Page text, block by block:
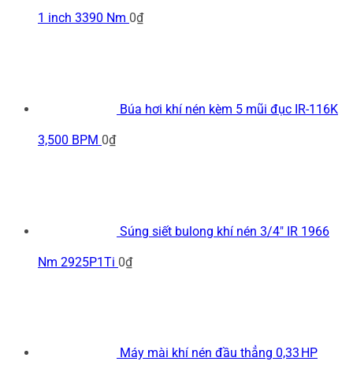
1 inch 3390 Nm 0₫
Búa hơi khí nén kèm 5 mũi đục IR-116K
3,500 BPM 0₫
Súng siết bulong khí nén 3/4" IR 1966
Nm 2925P1Ti 0₫
Máy mài khí nén đầu thẳng 0,33 HP